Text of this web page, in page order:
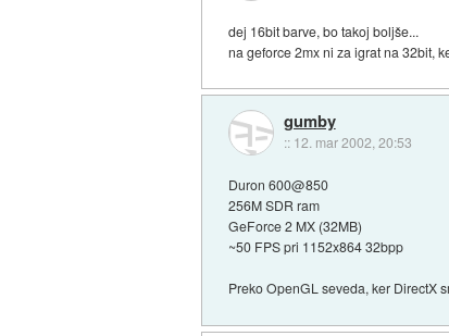
dej 16bit barve, bo takoj boljše...
na geforce 2mx ni za igrat na 32bit,
gumby
:: 12. mar 2002, 20:53
Duron 600@850
256M SDR ram
GeForce 2 MX (32MB)
~50 FPS pri 1152x864 32bpp
Preko OpenGL seveda, ker DirectX